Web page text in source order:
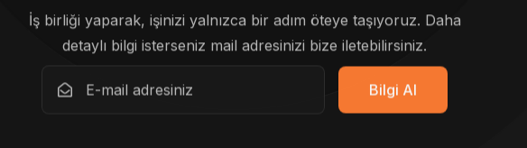
İş birliği yaparak, işinizi yalnızca bir adım öteye taşıyoruz. Daha
detaylı bilgi isterseniz mail adresinizi bize iletebilirsiniz.
Bilgi Al